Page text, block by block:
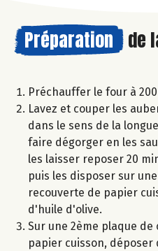
Préparation de
Préchauffer le four à 200
Lavez et couper les
dans le sens de la
faire dégorger en les
les laisser reposer 20
puis les disposer sur
recouverte de papier
d'huile d'olive.
Sur une 2ème plaque
papier cuisson,